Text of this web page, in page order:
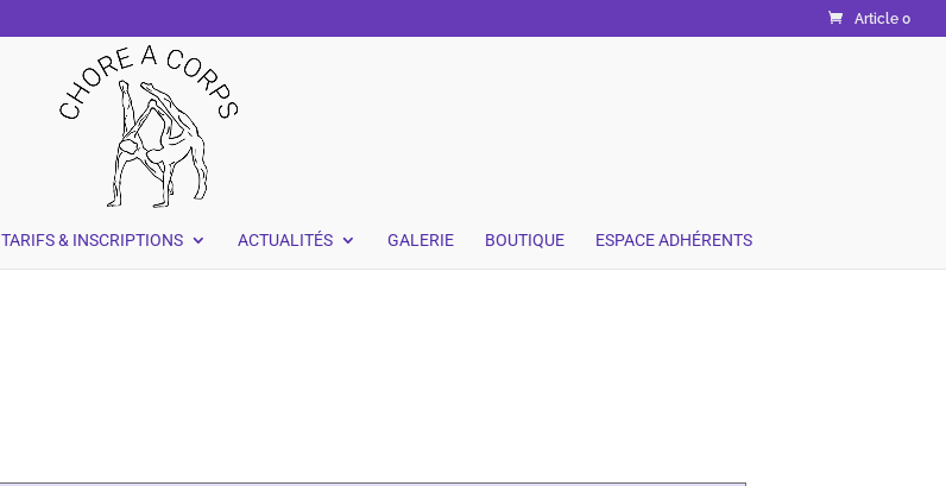
Article 0
TARIFS & INSCRIPTIONS ACTUALITÉS GALERIE BOUTIQUE ESPACE ADHÉRENTS